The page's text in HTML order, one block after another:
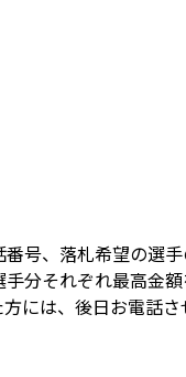
号、落札希望の選
分それぞれ最高金
には、後日お電話